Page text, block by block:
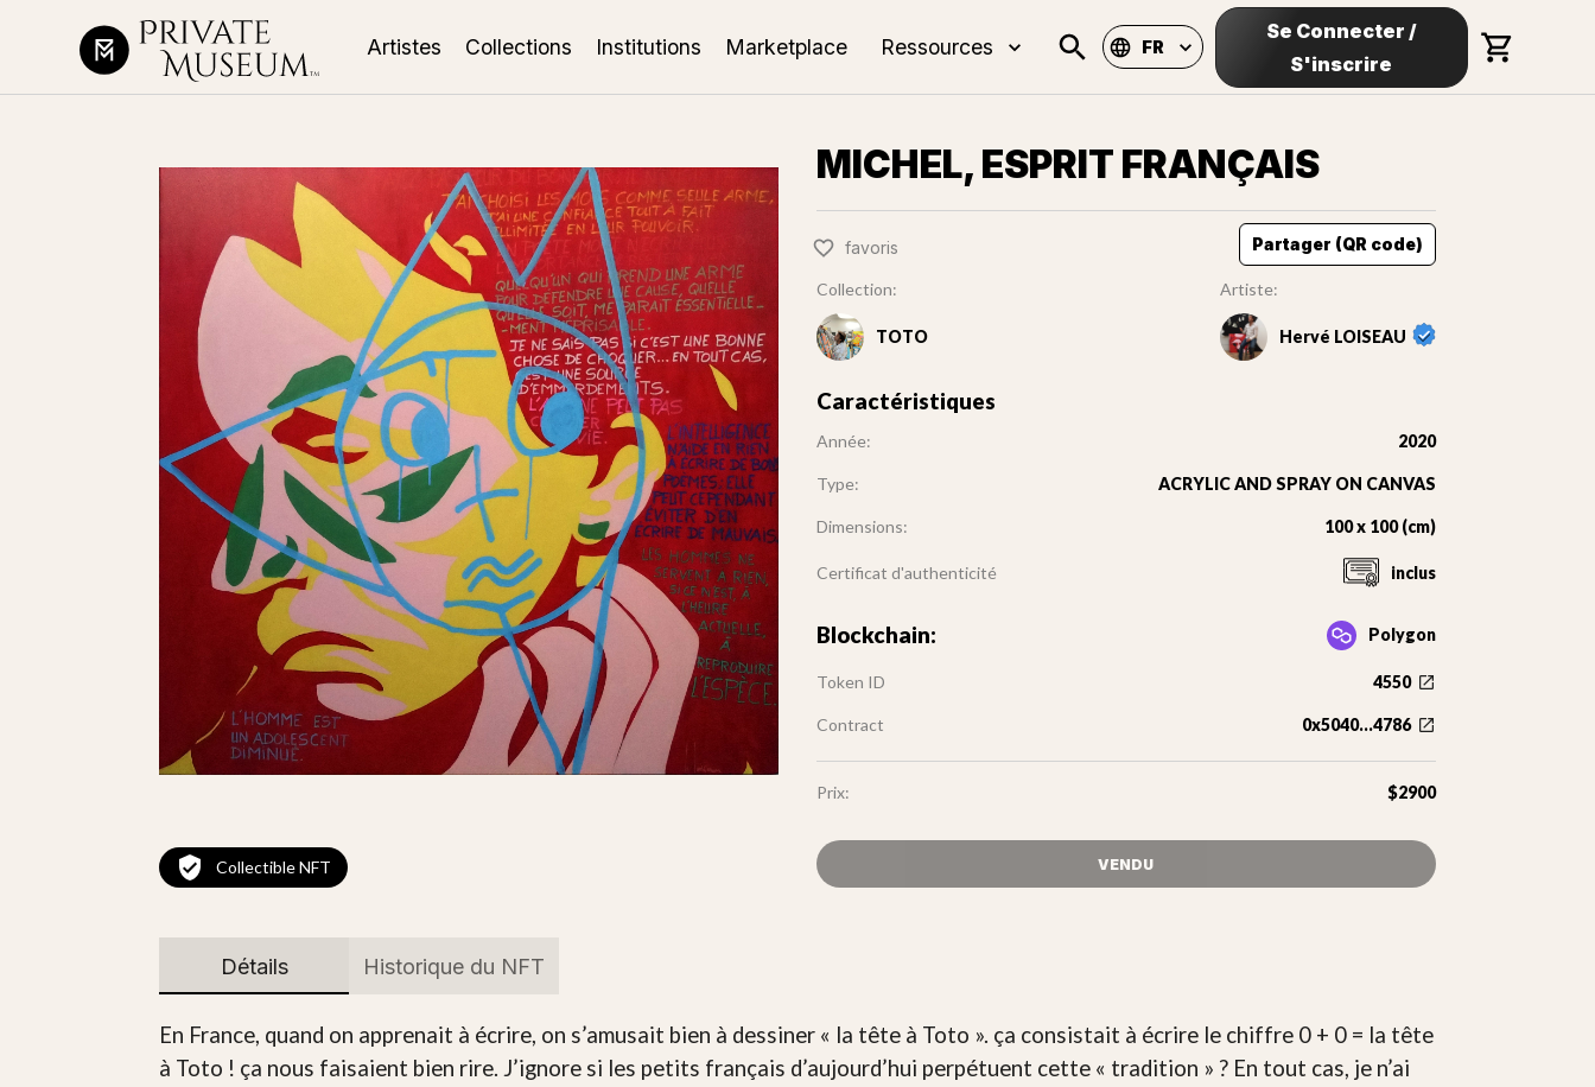
Artistes Collections Institutions Marketplace Ressources FR
Se Connecter /
S'inscrire
Collectible NFT
MICHEL, ESPRIT FRANÇAIS
favoris Partager (QR code)
Collection:
TOTO
Artiste:
Hervé LOISEAU
Caractéristiques
Année: 2020
Type: ACRYLIC AND SPRAY ON CANVAS
Dimensions: 100 x 100 (cm)
Certificat d'authenticité inclus
Blockchain: Polygon
Token ID 4550
Contract 0x5040...4786
Prix: $2900
VENDU
Détails Historique du NFT
En France, quand on apprenait à écrire, on s’amusait bien à dessiner « la tête à Toto ». ça consistait à écrire le chiffre 0 + 0 = la tête
à Toto ! ça nous faisaient bien rire. J’ignore si les petits français d’aujourd’hui perpétuent cette « tradition » ? En tout cas, je n’ai